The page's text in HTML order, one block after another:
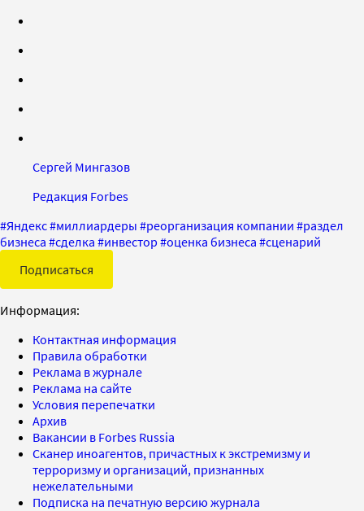
Сергей Мингазов
Редакция Forbes
#Яндекс#миллиардеры #реорганизация компании #раздел
бизнеса #сделка #инвестор #оценка бизнеса #сценарий
Подписаться
Информация:
Контактная информация
Правила обработки
Реклама в журнале
Реклама на сайте
Условия перепечатки
Архив
Вакансии в Forbes Russia
Сканер иноагентов, причастных к экстремизму и
терроризму и организаций, признанных
нежелательными
Подписка на печатную версию журнала